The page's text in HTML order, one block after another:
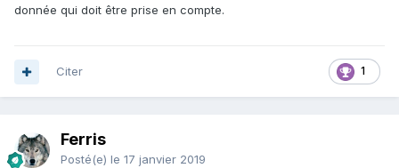
donnée qui doit être prise en compte.
1
Citer
Ferris
Posté(e) le 17 janvier 2019